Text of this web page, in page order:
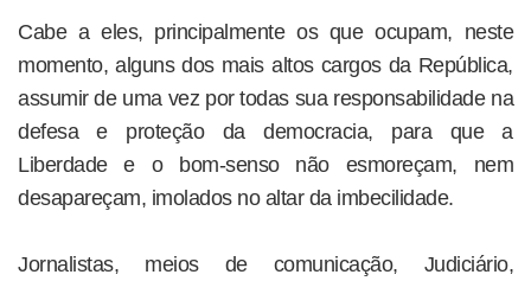
Cabe a eles, principalmente os que ocupam, neste
momento, alguns dos mais altos cargos da República,
assumir de uma vez por todas sua responsabilidade na
defesa e proteção da democracia, para que a
Liberdade e o bom-senso não esmoreçam, nem
desapareçam, imolados no altar da imbecilidade.
Jornalistas, meios de comunicação, Judiciário,